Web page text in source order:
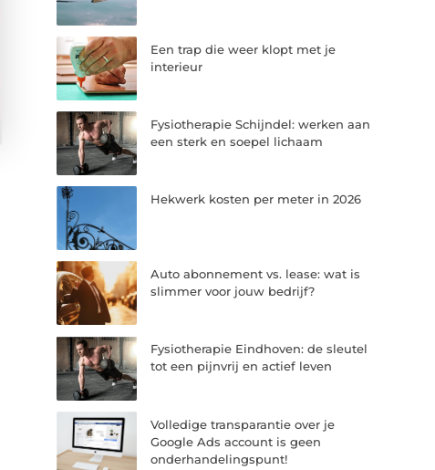
Een trap die weer klopt met je
interieur
Fysiotherapie Schijndel: werken aan
een sterk en soepel lichaam
Hekwerk kosten per meter in 2026
Auto abonnement vs. lease: wat is
slimmer voor jouw bedrijf?
Fysiotherapie Eindhoven: de sleutel
tot een pijnvrij en actief leven
Volledige transparantie over je
Google Ads account is geen
onderhandelingspunt!